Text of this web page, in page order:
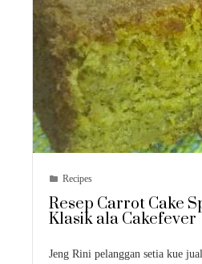
Recipes
Resep Carrot Cake
Klasik ala Cakefever
Jeng Rini pelanggan setia kue